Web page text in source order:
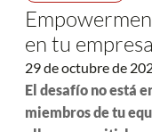
en tu empresa
29 de octubre de
El desafío no está
miembros de tu